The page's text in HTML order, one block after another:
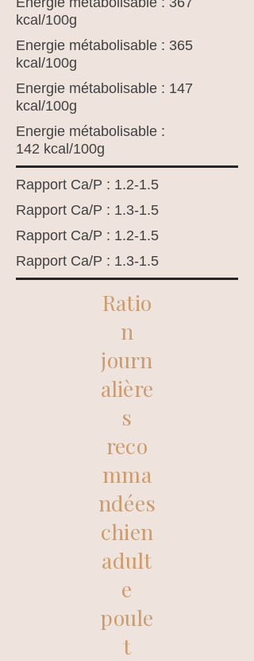
kcal/100g
Energie métabolisable : 365
kcal/100g
Energie métabolisable : 147
kcal/100g
Energie métabolisable :
142 kcal/100g
Rapport Ca/P : 1.2-1.5
Rapport Ca/P : 1.3-1.5
Rapport Ca/P : 1.2-1.5
Rapport Ca/P : 1.3-1.5
Ratio
n
journ
alière
s
reco
mma
ndées
chien
adult
e
poule
t